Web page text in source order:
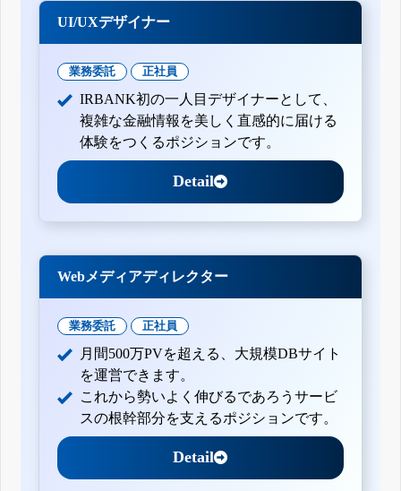
UI/UXデザイナー
業務委託 正社員
IRBANK初の一人目デザイナーとして、
複雑な金融情報を美しく直感的に届ける
体験をつくるポジションです。
Detail
Webメディアディレクター
業務委託 正社員
月間500万PVを超える、大規模DBサイト
を運営できます。
これから勢いよく伸びるであろうサービ
スの根幹部分を支えるポジションです。
Detail